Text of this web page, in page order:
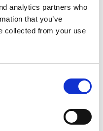
analytics partners who
that you’ve
collected from your use
2016
KD720X